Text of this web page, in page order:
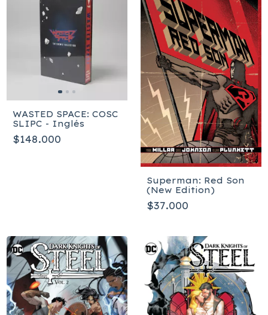
WASTED SPACE: COSC
SLIPC - Inglés
$148.000
Superman: Red Son
(New Edition)
$37.000